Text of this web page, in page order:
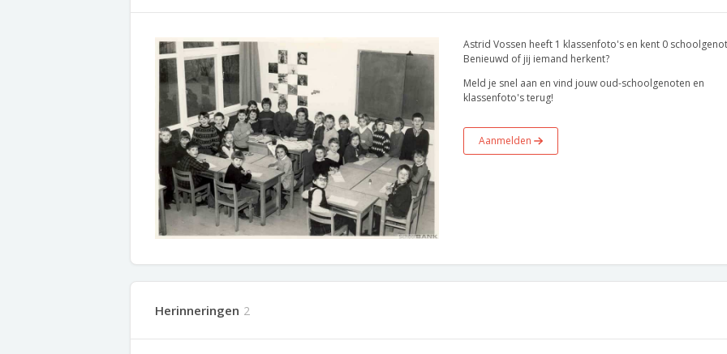
Astrid Vossen heeft 1 klassenfoto's en kent 0
Benieuwd of jij iemand herkent?
Meld je snel aan en vind jouw oud-schoolgenoten en
klassenfoto's terug!
Aanmelden
Herinneringen 2